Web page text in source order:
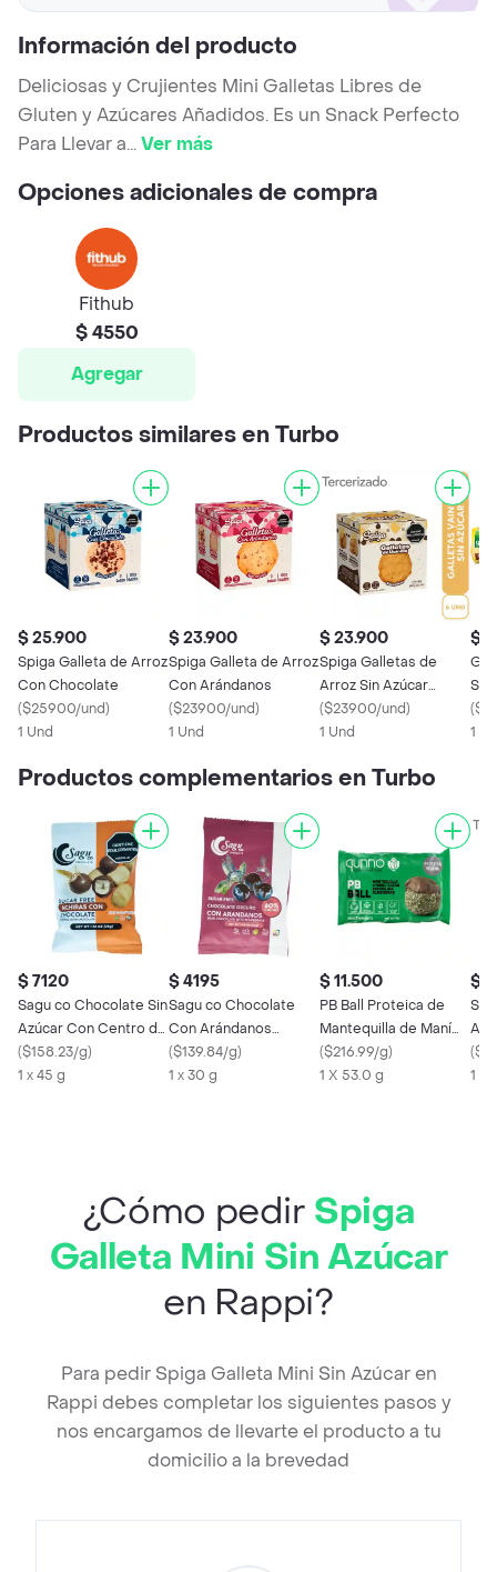
Información del producto
Deliciosas y Crujientes Mini Galletas Libres de
Gluten y Azúcares Añadidos. Es un Snack Perfecto
Para Llevar a...Ver más
Opciones adicionales de compra
Fithub
$ 4550
Agregar
Productos similares en Turbo
$ 25.900
Spiga Galleta de Arroz
Con Chocolate
($25900/und)
1 Und
$ 23.900
Spiga Galleta de Arroz
Con Arándanos
($23900/und)
1 Und
$ 23.900
Spiga Galletas de
Arroz Sin Azúcar
Sabor Vainilla
($23900/und)
1 Und
$
de
(
1 X
Productos complementarios en Turbo
$ 7120
Sagu co Chocolate Sin
Azúcar Con Centro de
Achiras Recubiertas
($158.23/g)
1 x 45 g
$ 4195
Sagu co Chocolate
Con Arándanos
Recubierto Sin Azúcar
($139.84/g)
1 x 30 g
$ 11.500
PB Ball Proteica de
Mantequilla de Maní
Qunno
($216.99/g)
1 X 53.0 g
$
(
1
¿Cómo pedir Spiga
Galleta Mini Sin Azúcar
en Rappi?
Para pedir Spiga Galleta Mini Sin Azúcar en
Rappi debes completar los siguientes pasos y
nos encargamos de llevarte el producto a tu
domicilio a la brevedad